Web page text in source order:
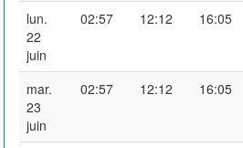
lun.
22
juin
02:57 12:12 16:05
mar.
23
juin
02:57 12:12 16:05